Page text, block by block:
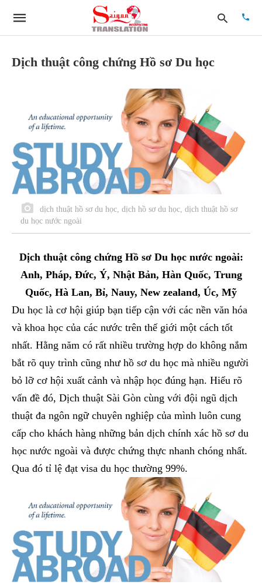
hit
enter:
Dịch thuật công chứng Hồ sơ Du học
dịch thuật hồ sơ du học, dịch hồ sơ du học, dịch thuật hồ sơ
du học nước ngoài
Dịch thuật công chứng Hồ sơ Du học nước ngoài:
Anh, Pháp, Đức, Ý, Nhật Bản, Hàn Quốc, Trung
Quốc, Hà Lan, Bỉ, Nauy, New zealand, Úc, Mỹ
Du học là cơ hội giúp bạn tiếp cận với các nền văn hóa
và khoa học của các nước trên thế giới một cách tốt
nhất. Hằng năm có rất nhiều trường hợp do không nắm
bắt rõ quy trình cũng như hồ sơ du học mà nhiều người
bỏ lỡ cơ hội xuất cảnh và nhập học đúng hạn. Hiểu rõ
vấn đề đó, Dịch thuật Sài Gòn cùng với đội ngũ dịch
thuật đa ngôn ngữ chuyên nghiệp của mình luôn cung
cấp cho khách hàng những bản dịch chính xác hồ sơ du
học nước ngoài và được chứng thực nhanh chóng nhất.
Qua đó tỉ lệ đạt visa du học thường 99%.